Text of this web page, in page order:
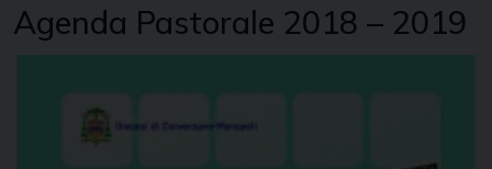
Agenda Pastorale 2018 – 2019